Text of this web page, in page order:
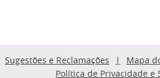
Sugestões e Reclamações Mapa
Política de Privacidade e